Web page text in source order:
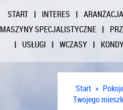
START INTERES
ARANŻACJA
MASZYNY SPECJALISTYCZNE
USŁUGI
WCZASY
Start »
Twojego